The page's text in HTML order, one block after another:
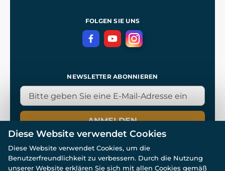
DatenschutzerklärungFOLGEN SIE UNS
NEWSLETTER ABONNIEREN
ANMELDEN
Diese Website verwendet Cookies
Diese Website verwendet Cookies, um die
Benutzerfreundlichkeit zu verbessern. Durch die Nutzung
unserer Website erklären Sie sich mit allen Cookies gemäß